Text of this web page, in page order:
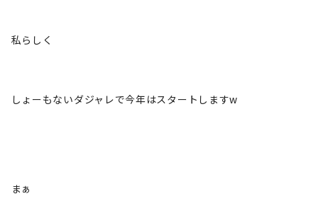
私らしく
しょーもないダジャレで今年はスタートしますw
まぁ